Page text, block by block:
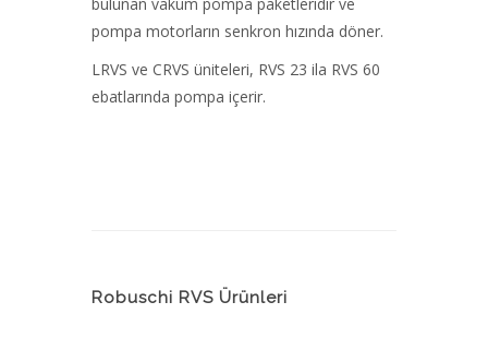
pompa motorların senkron hızında döner.
LRVS ve CRVS üniteleri, RVS 23 ila RVS 60
ebatlarında pompa içerir.
Robuschi RVS Ürünleri